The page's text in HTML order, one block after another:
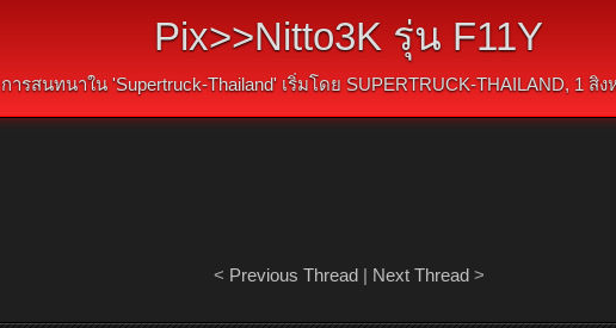
Pix>>Nitto3K รุ่น F11Y
การสนทนาใน 'Supertruck-Thailand' เริ่มโดย SUPERTRUCK-THAILAND, 1 สิง
< Previous Thread| Next Thread>